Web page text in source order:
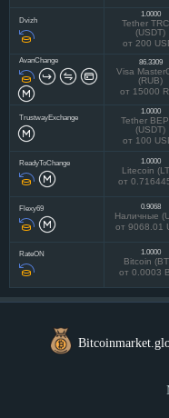
Dvizh
1.0000
Tether
(USDT)
от 200
AvanChange 86.3309
Visa
(RUB)
от 15000
TrustwayExchange
1.0000
Tether
(USDT)
от 100
ReadyToChange 1.0000
Litecoin
от
Flexy69 0.9068
Наличные
от 9068.01
RateON 1.0000
Bitcoin
от 0.0003